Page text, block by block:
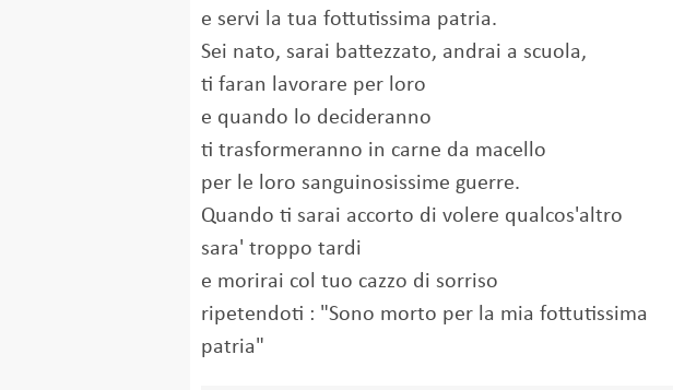
e servi la tua fottutissima patria.
Sei nato, sarai battezzato, andrai a scuola,
ti faran lavorare per loro
e quando lo decideranno
ti trasformeranno in carne da macello
per le loro sanguinosissime guerre.
Quando ti sarai accorto di volere qualcos'altro
sara' troppo tardi
e morirai col tuo cazzo di sorriso
ripetendoti : "Sono morto per la mia fottutissima
patria"